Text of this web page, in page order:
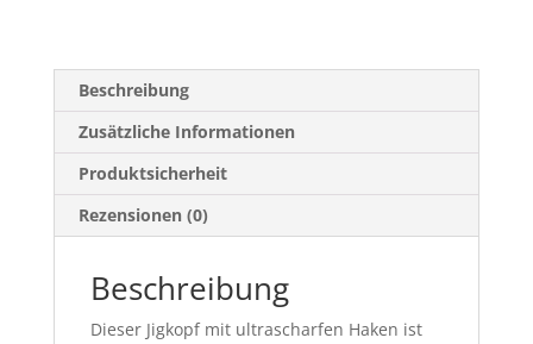
Menge
Beschreibung
Zusätzliche Informationen
Produktsicherheit
Rezensionen (0)
Beschreibung
Dieser Jigkopf mit ultrascharfen Haken ist